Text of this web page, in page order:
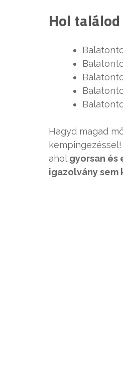
Hol
Hagyd magad
aholgyorsan és
igazolvány sem